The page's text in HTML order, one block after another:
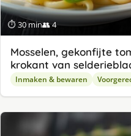
⏱ 30 min👥 4
Mosselen, gekonfijte
krokant van
Inmaken & bewaren